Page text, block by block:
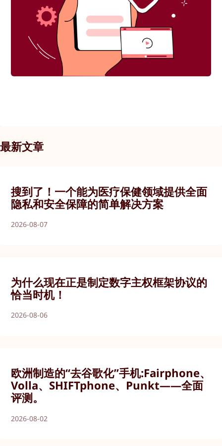
最新文章
搜到了！一个能为医疗保健领域提供全面
隐私和安全保障的简单解决方案
2026-08-07
为什么现在正是制定数字主权框架协议的
恰当时机！
2026-08-06
欧洲制造的“去谷歌化”手机:Fairphone、
Volla、SHIFTphone、Punkt——全面
评测。
2026-08-02